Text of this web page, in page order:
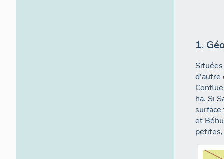
1.
d'autre
ha. Si
et